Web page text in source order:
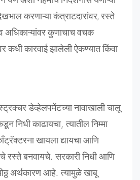
करणाऱ्या कंत्राटदारांवर, रस्ते
अधिकाऱ्यांवर कुणाचाच वचक
कधी कारवाई झालेली ऐकण्यात किंवा
डेव्हेलपमेंटच्यानावाखालीचालू
निधीकाढायचा,त्यातीलनिम्मा
खायलाद्यायचाआणि
रस्तेबनवायचे.सरकारीनिधीआणि
अर्थकारणआहे.त्यामुळेखाबू